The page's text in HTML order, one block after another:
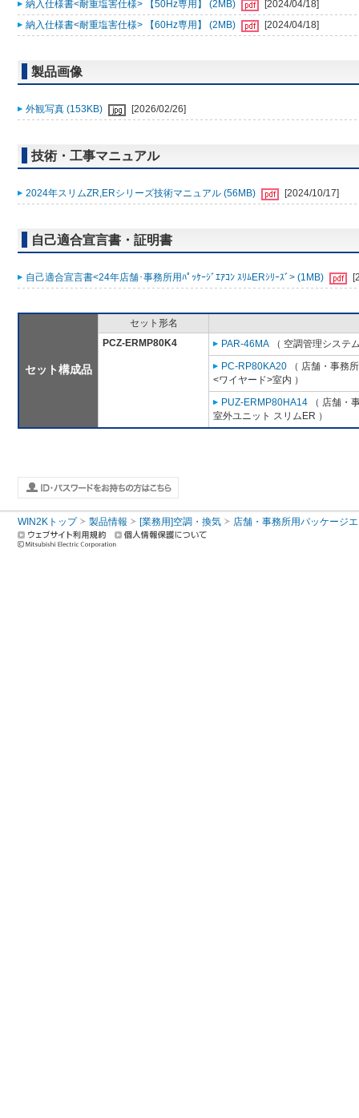
納入仕様書<耐重塩害仕様> 【50Hz専用】 (2MB)
[2024/04/18]
納入仕様書<耐重塩害仕様> 【60Hz専用】 (2MB)
[2024/04/18]
製品画像
外観写真 (153KB) [2026/02/26]
技術・工事マニュアル
2024年スリムZR,ERシリーズ技術マニュアル (56MB) [2024/10/17]
自己適合宣言書・証明書
自己適合宣言書<24年店舗･事務所用ﾊﾟｯｹｰｼﾞｴｱｺﾝ ｽﾘﾑERｼﾘｰｽﾞ> (1MB)
セット構成品
セット形名
PCZ-ERMP80K4
PAR-46MA （ 空調管理システ
PC-RP80KA20 （ 店舗・事務
<ワイヤード>室内 ）
PUZ-ERMP80HA14 （ 店舗・
室外ユニット スリムER ）
WIN2Kトップ 製品情報 [業務用]空調・換気 店舗・事務所用パッケージ